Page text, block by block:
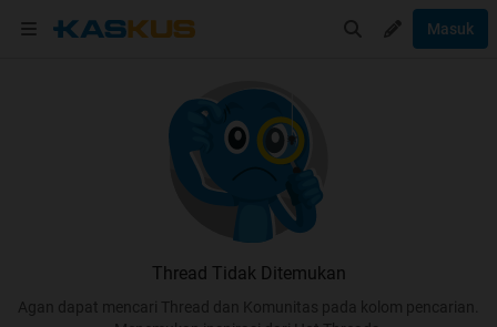
Masuk
Thread Tidak Ditemukan
Agan dapat mencari Thread dan Komunitas pada kolom pencarian.